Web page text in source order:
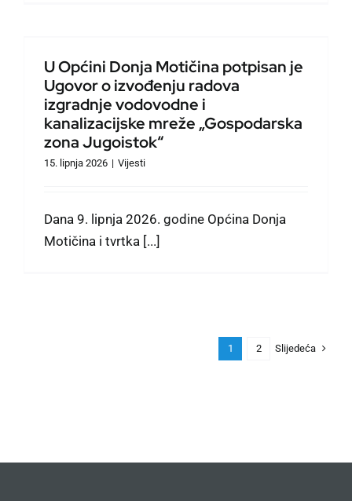
U Općini Donja Motičina potpisan je
Ugovor o izvođenju radova
izgradnje vodovodne i
kanalizacijske mreže „Gospodarska
zona Jugoistok“
15. lipnja 2026 | Vijesti
Dana 9. lipnja 2026. godine Općina Donja
Motičina i tvrtka [...]
1 2 Slijedeća